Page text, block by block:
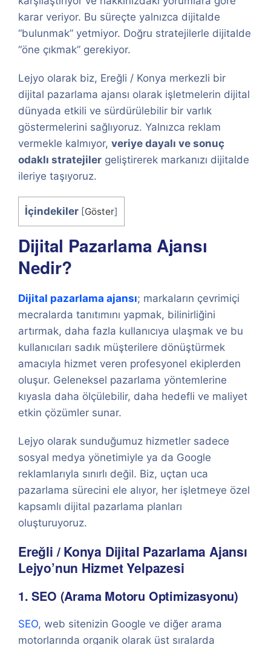
karar veriyor. Bu süreçte yalnızca dijitalde
“bulunmak” yetmiyor. Doğru stratejilerle dijitalde
“öne çıkmak” gerekiyor.
Lejyo olarak biz, Ereğli / Konya merkezli bir
dijital pazarlama ajansı olarak işletmelerin dijital
dünyada etkili ve sürdürülebilir bir varlık
göstermelerini sağlıyoruz. Yalnızca reklam
vermekle kalmıyor, veriye dayalı ve sonuç
odaklı stratejiler geliştirerek markanızı dijitalde
ileriye taşıyoruz.
İçindekiler [Göster]
Dijital Pazarlama Ajansı
Nedir?
Dijital pazarlama ajansı; markaların çevrimiçi
mecralarda tanıtımını yapmak, bilinirliğini
artırmak, daha fazla kullanıcıya ulaşmak ve bu
kullanıcıları sadık müşterilere dönüştürmek
amacıyla hizmet veren profesyonel ekiplerden
oluşur. Geleneksel pazarlama yöntemlerine
kıyasla daha ölçülebilir, daha hedefli ve maliyet
etkin çözümler sunar.
Lejyo olarak sunduğumuz hizmetler sadece
sosyal medya yönetimiyle ya da Google
reklamlarıyla sınırlı değil. Biz, uçtan uca
pazarlama sürecini ele alıyor, her işletmeye özel
kapsamlı dijital pazarlama planları
oluşturuyoruz.
Ereğli / Konya Dijital Pazarlama Ajansı
Lejyo’nun Hizmet Yelpazesi
1. SEO (Arama Motoru Optimizasyonu)
SEO, web sitenizin Google ve diğer arama
motorlarında organik olarak üst sıralarda